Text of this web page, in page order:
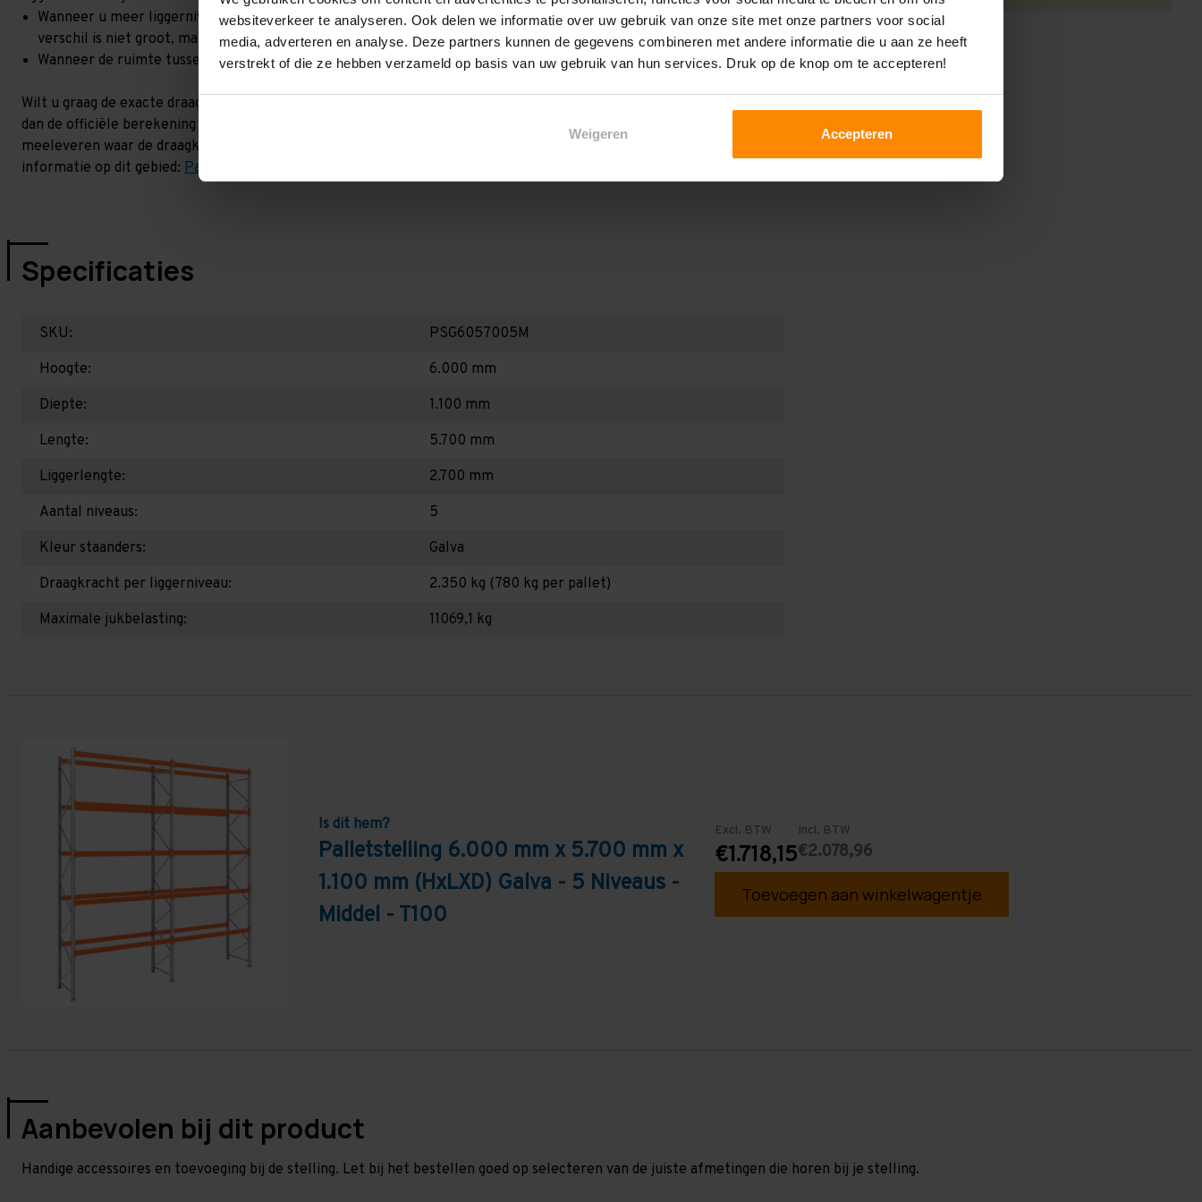
websiteverkeer te analyseren. Ook delen we informatie over uw gebruik van onze site met onze partners voor social
media, adverteren en analyse. Deze partners kunnen de gegevens combineren met andere informatie die u aan ze heeft
verstrekt of die ze hebben verzameld op basis van uw gebruik van hun services. Druk op de knop om te accepteren!
Weigeren Accepteren
Wanneer u meer liggerniveaus toevoegt, kan het zijn dat het draagvermogen per liggerniveau iets lager uit valt. Dit
verschil is niet groot, maar wel het beste om dit te laten berekenen!
Wanneer de ruimte tussen de liggerniveaus kleiner is dan 2,25 meter, valt de draagkracht juist iets hoger uit.
Wilt u graag de exacte draagkracht weten in uw situatie? Dan dient u even contact met ons op te nemen. Wij voeren
dan de officiële berekening uit. Dit doen we gratis en voor niets. Wij kunnen ook belastingbordjes of stickers
meeleveren waar de draagkracht van uw situatie op beschreven staat! Kortom, bij twijfel contact opnemen! Meer
informatie op dit gebied: Palletstellingen - Belangrijk om te weten!
Specificaties
SKU:
PSG6057005M
Hoogte:
6.000 mm
Diepte:
1.100 mm
Lengte:
5.700 mm
Liggerlengte:
2.700 mm
Aantal niveaus:
5
Kleur staanders:
Galva
Draagkracht per liggerniveau:
2.350 kg (780 kg per pallet)
Maximale jukbelasting:
11069,1 kg
Is dit hem?
Palletstelling 6.000 mm x 5.700 mm x
1.100 mm (HxLXD) Galva - 5 Niveaus -
Middel - T100
Excl. BTW
€1.718,15
Incl. BTW
€2.078,96
Toevoegen aan winkelwagentje
Aanbevolen bij dit product
Handige accessoires en toevoeging bij de stelling. Let bij het bestellen goed op selecteren van de juiste afmetingen die horen bij je stelling.